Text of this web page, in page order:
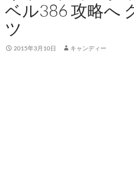
ベル386 攻略へ
ツ
2015年3月10日 キャンディー